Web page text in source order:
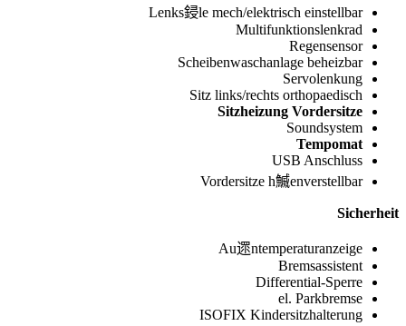
Lenks鋟le mech/elektrisch einstellbar
Multifunktionslenkrad
Regensensor
Scheibenwaschanlage beheizbar
Servolenkung
Sitz links/rechts orthopaedisch
Sitzheizung Vordersitze
Soundsystem
Tempomat
USB Anschluss
Vordersitze h鰄enverstellbar
Sicherheit
Au遝ntemperaturanzeige
Bremsassistent
Differential-Sperre
el. Parkbremse
ISOFIX Kindersitzhalterung